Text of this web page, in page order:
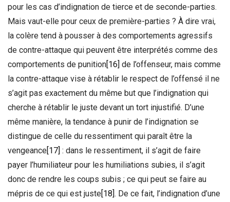
pour les cas d’indignation de tierce et de seconde-parties.
Mais vaut-elle pour ceux de première-parties ? À dire vrai,
la colère tend à pousser à des comportements agressifs
de contre-attaque qui peuvent être interprétés comme des
comportements de punition[16] de l’offenseur, mais comme
la contre-attaque vise à rétablir le respect de l’offensé il ne
s’agit pas exactement du même but que l’indignation qui
cherche à rétablir le juste devant un tort injustifié. D’une
même manière, la tendance à punir de l’indignation se
distingue de celle du ressentiment qui paraît être la
vengeance[17] : dans le ressentiment, il s’agit de faire
payer l’humiliateur pour les humiliations subies, il s’agit
donc de rendre les coups subis ; ce qui peut se faire au
mépris de ce qui est juste[18]. De ce fait, l’indignation d’une